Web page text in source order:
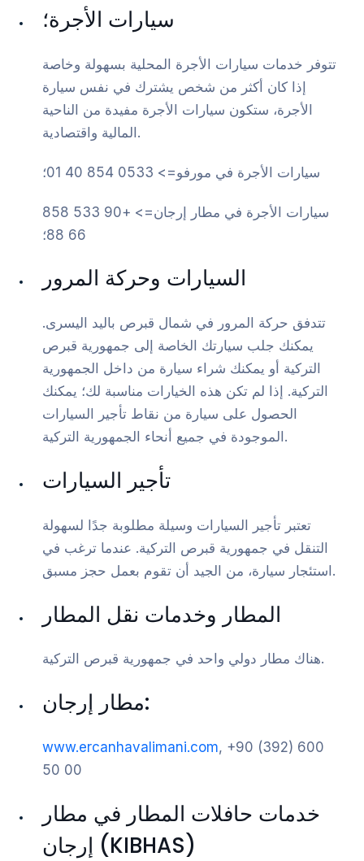
سيارات الأجرة؛
تتوفر خدمات سيارات الأجرة المحلية بسهولة وخاصة
إذا كان أكثر من شخص يشترك في نفس سيارة
الأجرة، ستكون سيارات الأجرة مفيدة من الناحية
المالية واقتصادية.
سيارات الأجرة في مورفو=> 0533 854 40 01؛
سيارات الأجرة في مطار إرجان=> +90 533 858
66 88؛
السيارات وحركة المرور
تتدفق حركة المرور في شمال قبرص باليد اليسرى.
يمكنك جلب سيارتك الخاصة إلى جمهورية قبرص
التركية أو يمكنك شراء سيارة من داخل الجمهورية
التركية. إذا لم تكن هذه الخيارات مناسبة لك؛ يمكنك
الحصول على سيارة من نقاط تأجير السيارات
الموجودة في جميع أنحاء الجمهورية التركية.
تأجير السيارات
تعتبر تأجير السيارات وسيلة مطلوبة جدًا لسهولة
التنقل في جمهورية قبرص التركية. عندما ترغب في
استئجار سيارة، من الجيد أن تقوم بعمل حجز مسبق.
المطار وخدمات نقل المطار
هناك مطار دولي واحد في جمهورية قبرص التركية.
مطار إرجان:
www.ercanhavalimani.com, +90 (392) 600
50 00
خدمات حافلات المطار في مطار
إرجان (KIBHAS)